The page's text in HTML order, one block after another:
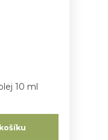
10 ml